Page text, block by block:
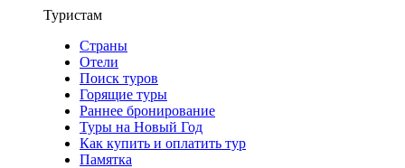
Туристам
Страны
Отели
Поиск туров
Горящие туры
Раннее бронирование
Туры на Новый Год
Как купить и оплатить тур
Памятка